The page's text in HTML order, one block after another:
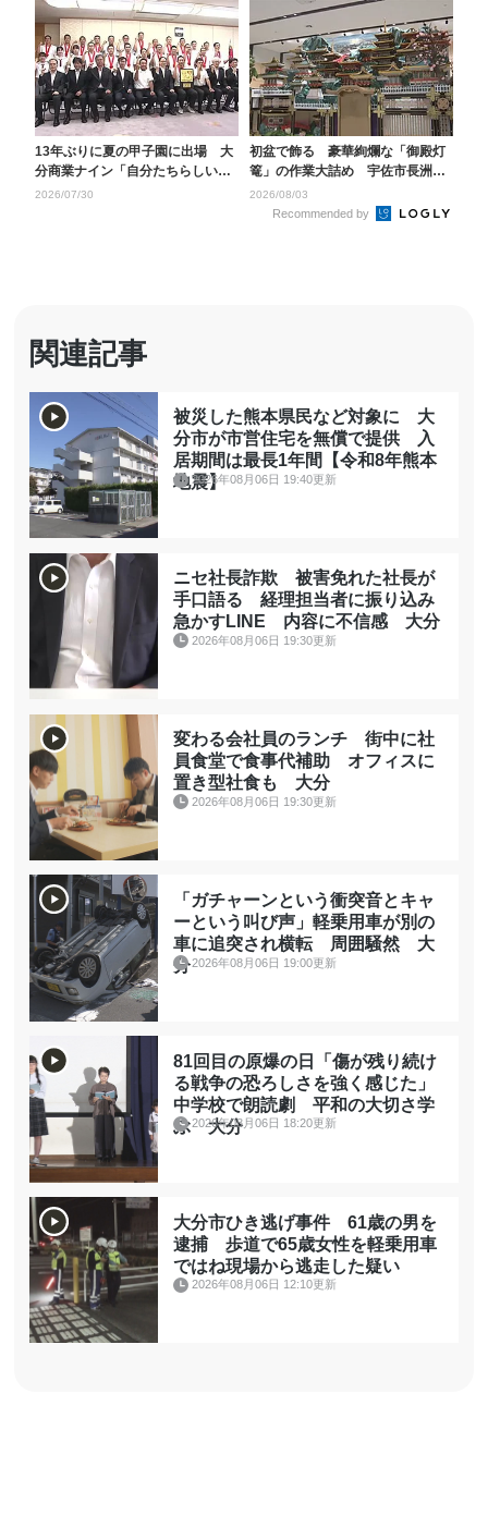
13年ぶりに夏の甲子園に出場 大
分商業ナイン「自分たちらしい野
球を」知事に活躍を...
2026/07/30
初盆で飾る 豪華絢爛な「御殿灯
篭」の作業大詰め 宇佐市長洲地
区 大分
2026/08/03
Recommended by
関連記事
被災した熊本県民など対象に 大
分市が市営住宅を無償で提供 入
居期間は最長1年間【令和8年熊本
地震】
2026年08月06日 19:40更新
ニセ社長詐欺 被害免れた社長が
手口語る 経理担当者に振り込み
急かすLINE 内容に不信感 大分
2026年08月06日 19:30更新
変わる会社員のランチ 街中に社
員食堂で食事代補助 オフィスに
置き型社食も 大分
2026年08月06日 19:30更新
「ガチャーンという衝突音とキャ
ーという叫び声」軽乗用車が別の
車に追突され横転 周囲騒然 大
分2026年08月06日 19:00更新
81回目の原爆の日「傷が残り続け
る戦争の恐ろしさを強く感じた」
中学校で朗読劇 平和の大切さ学
ぶ 大分
2026年08月06日 18:20更新
大分市ひき逃げ事件 61歳の男を
逮捕 歩道で65歳女性を軽乗用車
ではね現場から逃走した疑い
2026年08月06日 12:10更新